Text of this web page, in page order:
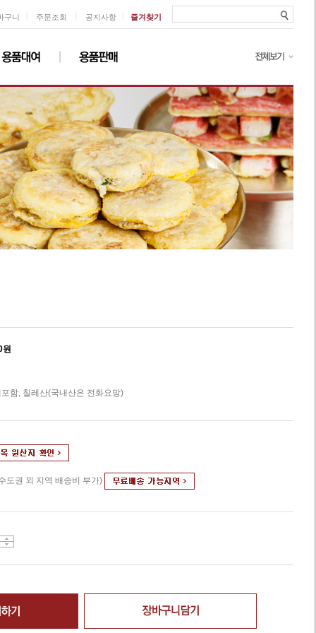
즐겨찾기
구니 주문조회 공지사항
원
함, 칠레산(국내산은 전화요망)
도권 외 지역 배송비 부가)